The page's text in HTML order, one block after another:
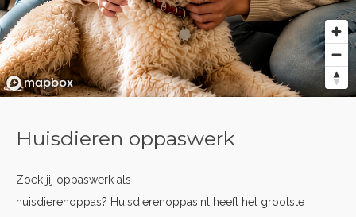
Huisdieren oppaswerk
Zoek jij oppaswerk als
huisdierenoppas? Huisdierenoppas.nl heeft het grootste